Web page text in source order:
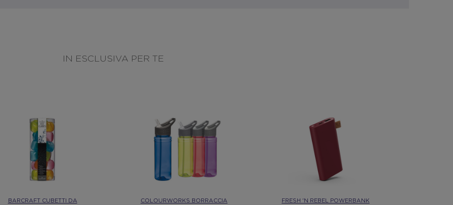
IN ESCLUSIVA PER TE
BARCRAFT CUBETTI DA
COLOURWORKS BORRACCIA
FRESH 'N REBEL POWERBANK